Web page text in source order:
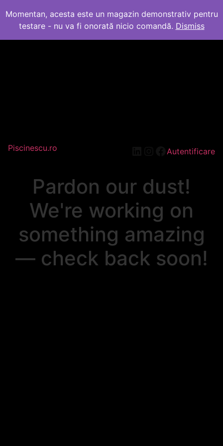
Piscinescu.ro LinkedIn
Instagram
Facebook
Autentificare
Pardon our dust!
We're working on
something amazing
— check back soon!
Momentan, acesta este un magazin demonstrativ pentru
testare - nu va fi onorată nicio comandă. Dismiss